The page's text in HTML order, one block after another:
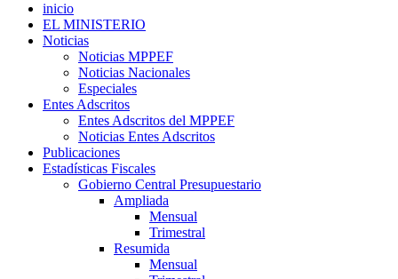
inicio
EL MINISTERIO
Noticias
Noticias MPPEF
Noticias Nacionales
Especiales
Entes Adscritos
Entes Adscritos del MPPEF
Noticias Entes Adscritos
Publicaciones
Estadísticas Fiscales
Gobierno Central Presupuestario
Ampliada
Mensual
Trimestral
Resumida
Mensual